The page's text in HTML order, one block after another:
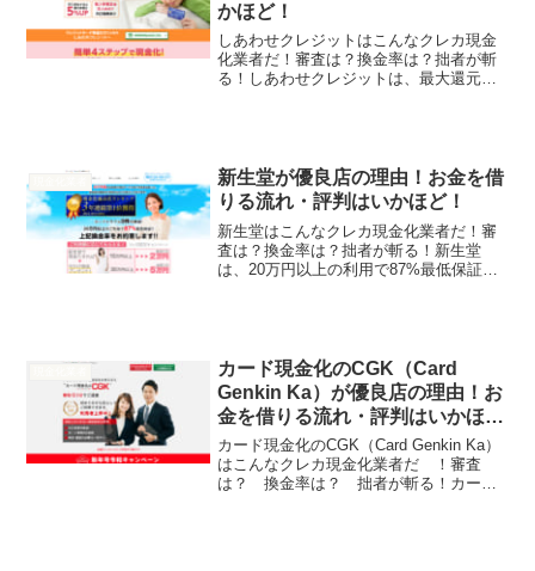
かほど！
しあわせクレジットはこんなクレカ現金
化業者だ！審査は？換金率は？拙者が斬
る！しあわせクレジットは、最大還元率
新生堂が優良店の理由！お金を借
りる流れ・評判はいかほど！
新生堂はこんなクレカ現金化業者だ！審
査は？換金率は？拙者が斬る！新生堂
は、20万円以上の利用で87%最低保証！
カード現金化のCGK（Card
Genkin Ka）が優良店の理由！お
金を借りる流れ・評判はいかほ
ど！
カード現金化のCGK（Card Genkin Ka）
はこんなクレカ現金化業者だ ！審査
は？ 換金率は？ 拙者が斬る！カード